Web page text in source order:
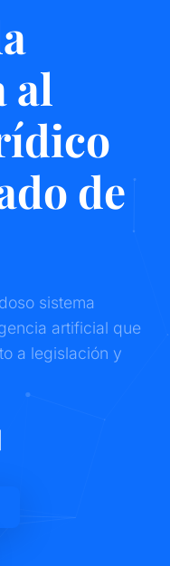
al
de
sistema
artificial que
a legislación y